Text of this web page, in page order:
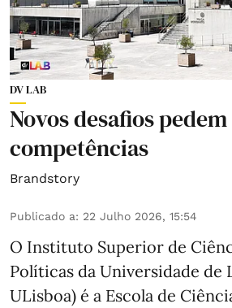
DV LAB
Novos desafios
competências
Brandstory
Publicado a: 22 Julho 2026, 15:54
O Instituto Superior de
Políticas da Universidade de
ULisboa) é a Escola de